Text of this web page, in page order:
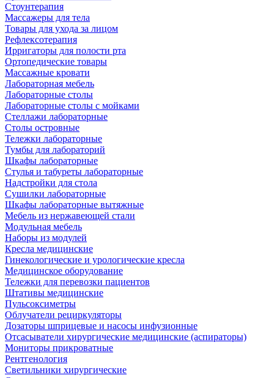
Стоунтерапия
Массажеры для тела
Товары для ухода за лицом
Рефлексотерапия
Ирригаторы для полости рта
Ортопедические товары
Массажные кровати
Лабораторная мебель
Лабораторные столы
Лабораторные столы с мойками
Стеллажи лабораторные
Столы островные
Тележки лабораторные
Тумбы для лабораторий
Шкафы лабораторные
Стулья и табуреты лабораторные
Надстройки для стола
Сушилки лабораторные
Шкафы лабораторные вытяжные
Мебель из нержавеющей стали
Модульная мебель
Наборы из модулей
Кресла медицинские
Гинекологические и урологические кресла
Медицинское оборудование
Тележки для перевозки пациентов
Штативы медицинские
Пульсоксиметры
Облучатели рециркуляторы
Дозаторы шприцевые и насосы инфузионные
Отсасыватели хирургические медицинские (аспираторы)
Мониторы прикроватные
Рентгенология
Светильники хирургические